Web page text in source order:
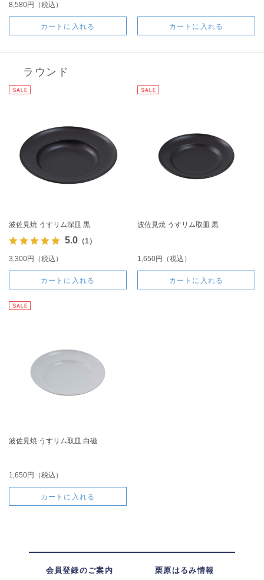
8,580円（税込）
カートに入れる カートに入れる
ラウンド
波佐見焼 うすリム深皿 黒
5.0（1）
3,300円（税込）
カートに入れる
波佐見焼 うすリム取皿 黒
1,650円（税込）
カートに入れる
波佐見焼 うすリム取皿 白磁
1,650円（税込）
カートに入れる
会員登録のご案内 栗原はるみ情報